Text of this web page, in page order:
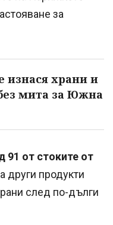
за
изнася храни и
мита за Южна
91 от стоките от
други продукти
след по-дълги